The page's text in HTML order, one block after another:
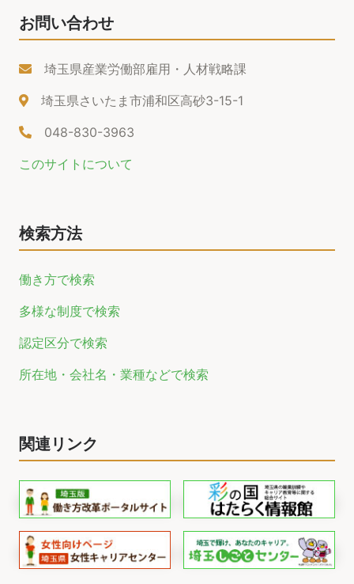
お問い合わせ
埼玉県産業労働部雇用・人材戦略課
埼玉県さいたま市浦和区高砂3-15-1
048-830-3963
このサイトについて
検索方法
働き方で検索
多様な制度で検索
認定区分で検索
所在地・会社名・業種などで検索
関連リンク